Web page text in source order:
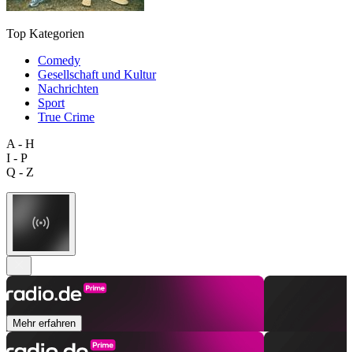
Top Kategorien
Comedy
Gesellschaft und Kultur
Nachrichten
Sport
True Crime
A - H
I - P
Q - Z
Mehr erfahren